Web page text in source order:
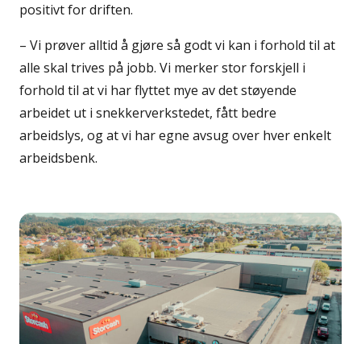
positivt for driften.
– Vi prøver alltid å gjøre så godt vi kan i forhold til at
alle skal trives på jobb. Vi merker stor forskjell i
forhold til at vi har flyttet mye av det støyende
arbeidet ut i snekkerverkstedet, fått bedre
arbeidslys, og at vi har egne avsug over hver enkelt
arbeidsbenk.